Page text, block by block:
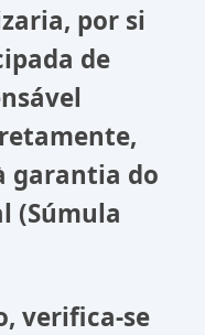
por si
de
garantia do
(Súmula
verifica-se